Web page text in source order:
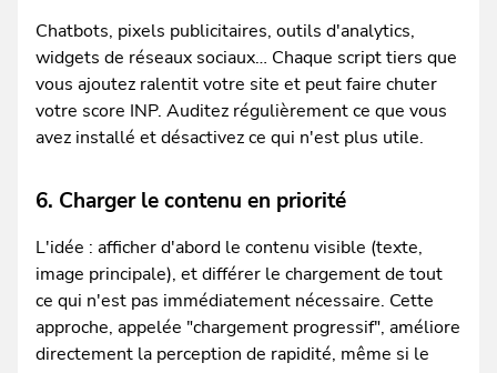
Chatbots, pixels publicitaires, outils d'analytics,
widgets de réseaux sociaux… Chaque script tiers que
vous ajoutez ralentit votre site et peut faire chuter
votre score INP. Auditez régulièrement ce que vous
avez installé et désactivez ce qui n'est plus utile.
6. Charger le contenu en priorité
L'idée : afficher d'abord le contenu visible (texte,
image principale), et différer le chargement de tout
ce qui n'est pas immédiatement nécessaire. Cette
approche, appelée "chargement progressif", améliore
directement la perception de rapidité, même si le